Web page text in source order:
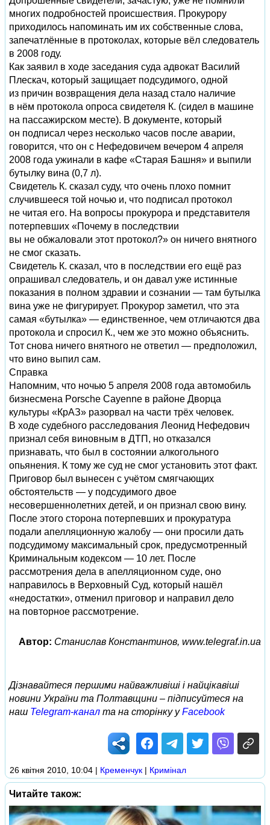
многих подробностей происшествия. Прокурору
приходилось напоминать им их собственные слова,
запечатлённые в протоколах, которые вёл следователь
в 2008 году.
Как заявил в ходе заседания суда адвокат Василий
Плескач, который защищает подсудимого, одной
из причин возвращения дела назад стало наличие
в нём протокола опроса свидетеля К. (сидел в машине
на пассажирском месте). В документе, который
он подписал через несколько часов после аварии,
говорится, что он с Нефедовичем вечером 4 апреля
2008 года ужинали в кафе «Старая Башня» и выпили
бутылку вина (0,7 л).
Свидетель К. сказал суду, что очень плохо помнит
случившееся той ночью и, что подписал протокол
не читая его. На вопросы прокурора и представителя
потерпевших «Почему в последствии
вы не обжаловали этот протокол?» он ничего внятного
не смог сказать.
Свидетель К. сказал, что в последствии его ещё раз
опрашивал следователь, и он давал уже истинные
показания в полном здравии и сознании — там бутылка
вина уже не фигурирует. Прокурор заметил, что эта
самая «бутылка» — единственное, чем отличаются два
протокола и спросил К., чем же это можно объяснить.
Тот снова ничего внятного не ответил — предположил,
что вино выпил сам.
Справка
Напомним, что ночью 5 апреля 2008 года автомобиль
бизнесмена Porsche Cayenne в районе Дворца
культуры «КрАЗ» разорвал на части трёх человек.
В ходе судебного расследования Леонид Нефедович
признал себя виновным в ДТП, но отказался
признавать, что был в состоянии алкогольного
опьянения. К тому же суд не смог установить этот факт.
Приговор был вынесен с учётом смягчающих
обстоятельств — у подсудимого двое
несовершеннолетних детей, и он признал свою вину.
После этого сторона потерпевших и прокуратура
подали апелляционную жалобу — они просили дать
подсудимому максимальный срок, предусмотренный
Криминальным кодексом — 10 лет. После
рассмотрения дела в апелляционном суде, оно
направилось в Верховный Суд, который нашёл
«недостатки», отменил приговор и направил дело
на повторное рассмотрение.
Автор: Станислав Константинов, www.telegraf.in.ua
Дізнавайтеся першими найважливіші і найцікавіші
новини України та Полтавщини – підписуйтеся на
наш Telegram-канал та на сторінку уFacebook
26 квітня 2010, 10:04 | Кременчук | Кримінал
Читайте також: